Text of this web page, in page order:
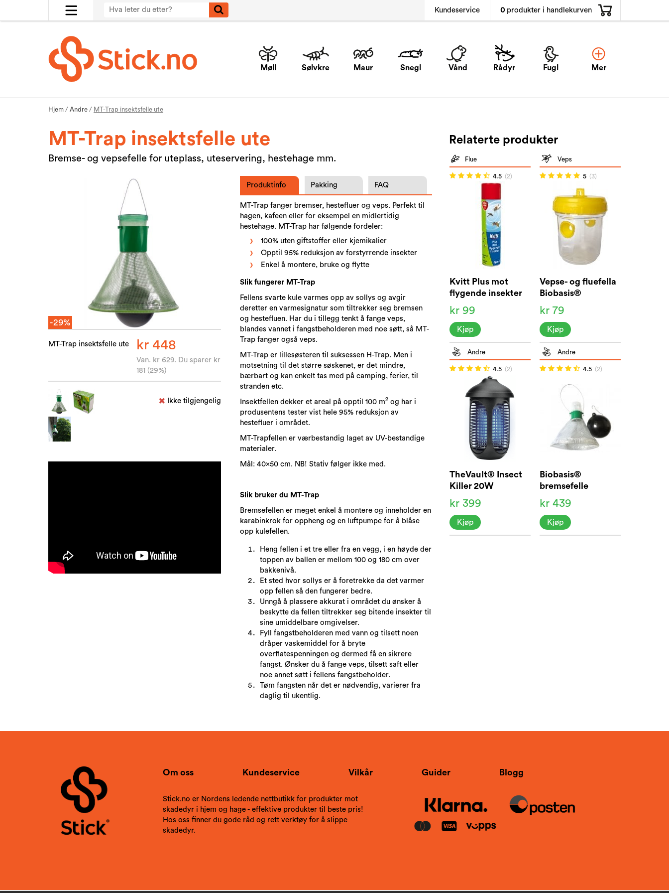
Kundeservice 0 produkter i handlekurven
Møll Sølvkre Maur Snegl Vånd Rådyr Fugl Mer
Hjem / Andre / MT-Trap insektsfelle ute
MT-Trap insektsfelle ute
Bremse- og vepsefelle for uteplass, uteservering, hestehage mm.
-29%
MT-Trap insektsfelle ute kr 448
Van. kr 629. Du sparer kr
181 (29%)
Ikke tilgjengelig
Produktinfo Pakking FAQ
MT-Trap fanger bremser, hestefluer og veps. Perfekt til
hagen, kafeen eller for eksempel en midlertidig
hestehage. MT-Trap har følgende fordeler:
100% uten giftstoffer eller kjemikalier
Opptil 95% reduksjon av forstyrrende insekter
Enkel å montere, bruke og flytte
Slik fungerer MT-Trap
Fellens svarte kule varmes opp av sollys og avgir
deretter en varmesignatur som tiltrekker seg bremsen
og hestefluen. Har du i tillegg tenkt å fange veps,
blandes vannet i fangstbeholderen med noe søtt, så MT-
Trap fanger også veps.
MT-Trap er lillesøsteren til suksessen H-Trap. Men i
motsetning til det større søskenet, er det mindre,
bærbart og kan enkelt tas med på camping, ferier, til
stranden etc.
Insektfellen dekker et areal på opptil 100 m2 og har i
produsentens tester vist hele 95% reduksjon av
hestefluer i området.
MT-Trapfellen er værbestandig laget av UV-bestandige
materialer.
Mål: 40x50 cm. NB! Stativ følger ikke med.
Slik bruker du MT-Trap
Bremsefellen er meget enkel å montere og inneholder en
karabinkrok for oppheng og en luftpumpe for å blåse
opp kulefellen.
Heng fellen i et tre eller fra en vegg, i en høyde der
toppen av ballen er mellom 100 og 180 cm over
bakkenivå.
Et sted hvor sollys er å foretrekke da det varmer
opp fellen så den fungerer bedre.
Unngå å plassere akkurat i området du ønsker å
beskytte da fellen tiltrekker seg bitende insekter til
sine umiddelbare omgivelser.
Fyll fangstbeholderen med vann og tilsett noen
dråper vaskemiddel for å bryte
overflatespenningen og dermed få en sikrere
fangst. Ønsker du å fange veps, tilsett saft eller
noe annet søtt i fellens fangstbeholder.
Tøm fangsten når det er nødvendig, varierer fra
daglig til ukentlig.
Relaterte produkter
Flue
4.5 (2)
Kvitt Plus mot
flygende insekter
400ml
kr 99
Kjøp
Veps
5 (3)
Vepse- og fluefella
Biobasis®
kr 79
Kjøp
Andre
4.5 (2)
TheVault® Insect
Killer 20W
kr 399
Kjøp
Andre
4.5 (2)
Biobasis®
bremsefelle
kr 439
Kjøp
Om oss Kundeservice Vilkår Guider Blogg
Stick.no er Nordens ledende nettbutikk for produkter mot
skadedyr i hjem og hage - effektive produkter til beste pris!
Hos oss finner du gode råd og rett verktøy for å slippe
skadedyr.